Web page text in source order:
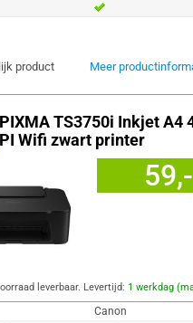
product Meer
TS3750i Inkjet A4
Wifi zwart printer
59,-
leverbaar. Levertijd: 1 werkdag
Canon